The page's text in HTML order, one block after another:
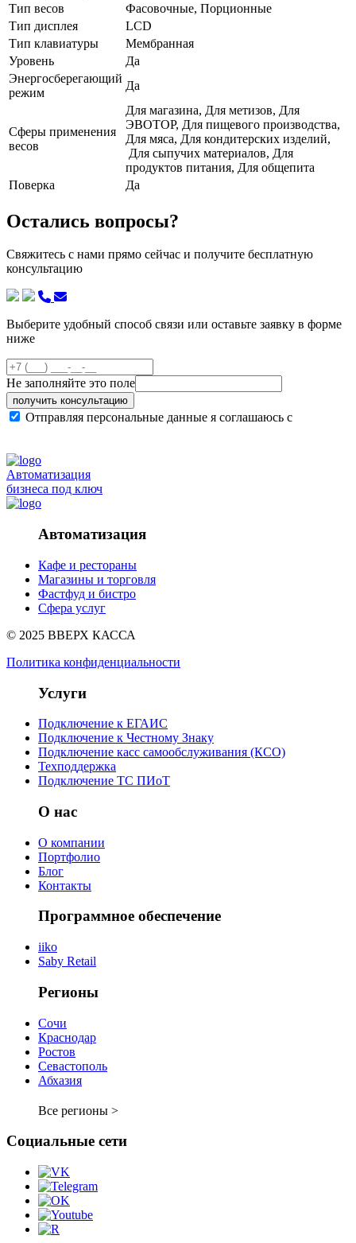
Тип весов
Фасовочные, Порционные
Тип дисплея
LCD
Тип клавиатуры
Мембранная
Уровень
Да
Энергосберегающий
режим
Да
Сферы применения
весов
Для магазина, Для метизов, Для
ЭВОТОР, Для пищевого производства,
Для мяса, Для кондитерских изделий,
Для сыпучих материалов, Для
продуктов питания, Для общепита
Поверка
Да
Остались вопросы?
Свяжитесь с нами прямо сейчас и получите бесплатную
консультацию
Выберите удобный способ связи или оставьте заявку в форме
ниже
Не заполняйте это поле
получить консультацию
Отправляя персональные данные я соглашаюсь с
Автоматизация
бизнеса под ключ
Автоматизация
Кафе и рестораны
Магазины и торговля
Фастфуд и бистро
Сфера услуг
© 2025 ВВЕРХ КАССА
Политика конфиденциальности
Услуги
Подключение к ЕГАИС
Подключение к Честному Знаку
Подключение касс самообслуживания (КСО)
Техподдержка
Подключение ТС ПИоТ
О нас
О компании
Портфолио
Блог
Контакты
Программное обеспечение
iiko
Saby Retail
Регионы
Сочи
Краснодар
Ростов
Севастополь
Абхазия
Все регионы >
Социальные сети